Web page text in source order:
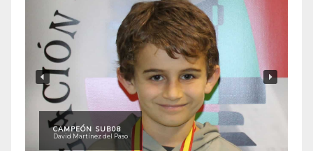
CAMPEÓN SUB08
David Martínez del Paso